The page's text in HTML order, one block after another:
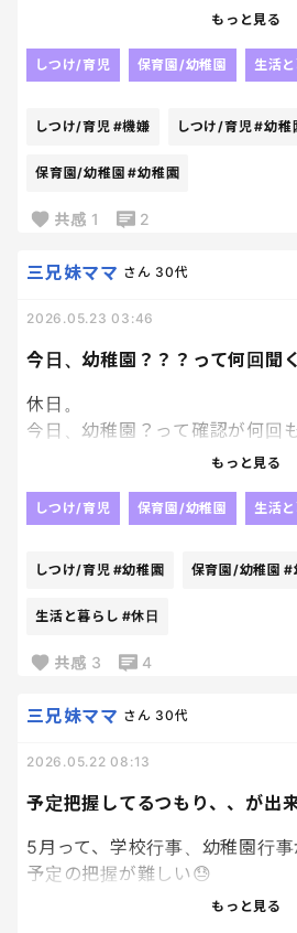
つかったことなくて、正直ここ
でも末っ子、完全に女子。
今日は三つ編みがいい
でもこの結び方は違う
もうやだーーー
ない。
最近は「今日の髪型、大丈夫か
先に緊張してるレベルだよ、、
女子ママあるあるなのかな。
😂
もっと見る
しつけ/育児 保育園/幼稚園 生活
しつけ/育児 #機嫌 しつけ/育児#幼稚
保育園/幼稚園 #幼稚園
共感 1 2
今日、幼稚園？？？って何回聞
三兄妹ママ さん 30代
2026.05.23 03:46
休日。
今日、幼稚園？って確認が何回
のだ。笑
もっと見る
しつけ/育児 保育園/幼稚園 生活
しつけ/育児 #幼稚園 保育園/幼稚園 #
生活と暮らし #休日
共感 3 4
予定把握してるつもり、、が出
三兄妹ママ さん 30代
2026.05.22 08:13
5月って、学校行事、幼稚園行
予定の把握が難しい😓
もっと見る